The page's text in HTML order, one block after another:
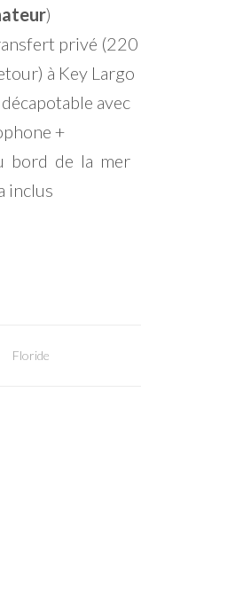
)
privé (220
à Key Largo
avec
+
bord de la mer
inclus
Floride